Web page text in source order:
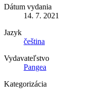
Dátum vydania
14. 7. 2021
Jazyk
čeština
Vydavateľstvo
Pangea
Kategorizácia